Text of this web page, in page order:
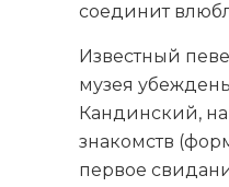
соединит
Известный
музея
Кандинский, на
знакомств
первое